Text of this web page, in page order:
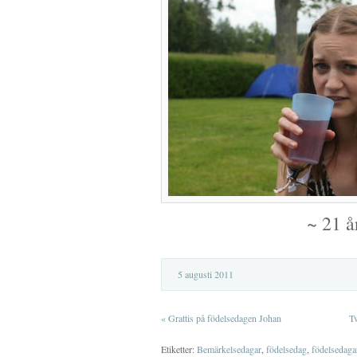
~ 21
5 augusti 2011
«Grattis på födelsedagen Johan
Etiketter:Bemärkelsedagar födelsedag